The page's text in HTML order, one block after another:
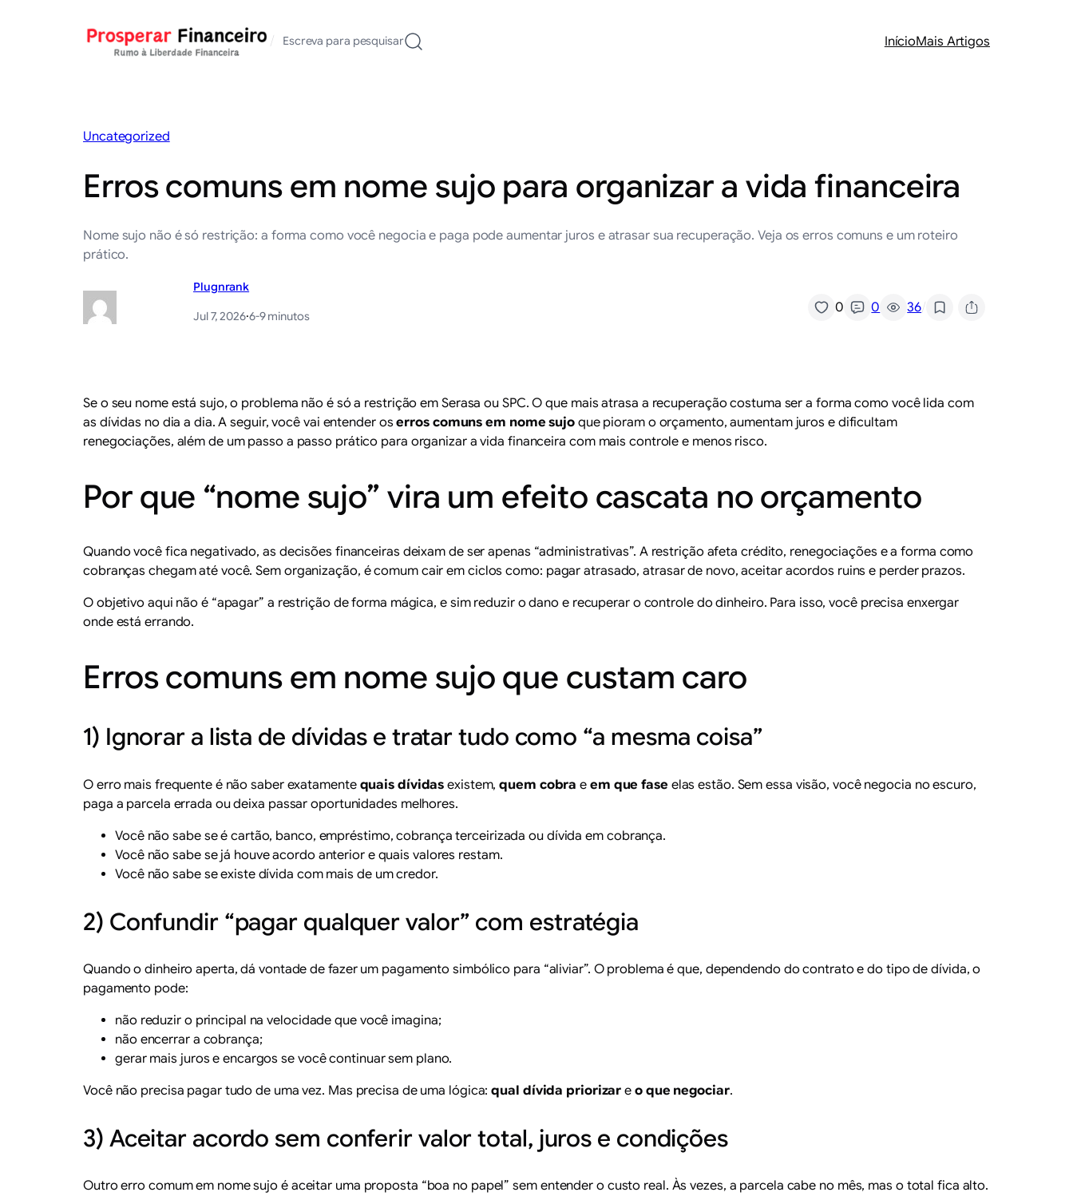
/ Escreva para pesquisar InícioMais Artigos
Uncategorized
Erros comuns em nome sujo para organizar a vida financeira
Nome sujo não é só restrição: a forma como você negocia e paga pode aumentar juros e atrasar sua recuperação. Veja os erros comuns e um roteiro
prático.
Plugnrank
Jul 7, 2026·6-9 minutos
0 0 36/
Se o seu nome está sujo, o problema não é só a restrição em Serasa ou SPC. O que mais atrasa a recuperação costuma ser a forma como você lida com
as dívidas no dia a dia. A seguir, você vai entender oserros comuns em nome sujoque pioram o orçamento, aumentam juros e dificultam
renegociações, além de um passo a passo prático para organizar a vida financeira com mais controle e menos risco.
Por que “nome sujo” vira um efeito cascata no orçamento
Quando você fica negativado, as decisões financeiras deixam de ser apenas “administrativas”. A restrição afeta crédito, renegociações e a forma como
cobranças chegam até você. Sem organização, é comum cair em ciclos como: pagar atrasado, atrasar de novo, aceitar acordos ruins e perder prazos.
O objetivo aqui não é “apagar” a restrição de forma mágica, e sim reduzir o dano e recuperar o controle do dinheiro. Para isso, você precisa enxergar
onde está errando.
Erros comuns em nome sujo que custam caro
1) Ignorar a lista de dívidas e tratar tudo como “a mesma coisa”
O erro mais frequente é não saber exatamente quais dívidas existem,quem cobra e em que fase elas estão. Sem essa visão, você negocia no escuro,
paga a parcela errada ou deixa passar oportunidades melhores.
Você não sabe se é cartão, banco, empréstimo, cobrança terceirizada ou dívida em cobrança.
Você não sabe se já houve acordo anterior e quais valores restam.
Você não sabe se existe dívida com mais de um credor.
2) Confundir “pagar qualquer valor” com estratégia
Quando o dinheiro aperta, dá vontade de fazer um pagamento simbólico para “aliviar”. O problema é que, dependendo do contrato e do tipo de dívida, o
pagamento pode:
não reduzir o principal na velocidade que você imagina;
não encerrar a cobrança;
gerar mais juros e encargos se você continuar sem plano.
Você não precisa pagar tudo de uma vez. Mas precisa de uma lógica:qual dívida priorizar e o que negociar.
3) Aceitar acordo sem conferir valor total, juros e condições
Outro erro comum em nome sujo é aceitar uma proposta “boa no papel” sem entender o custo real. Às vezes, a parcela cabe no mês, mas o total fica alto.